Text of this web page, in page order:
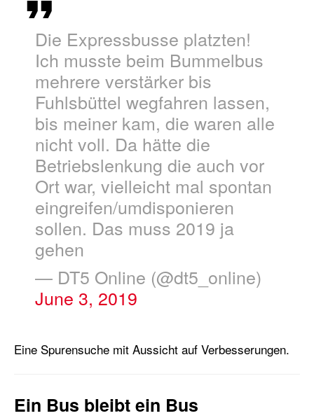
Die Expressbusse platzten!
Ich musste beim Bummelbus
mehrere verstärker bis
Fuhlsbüttel wegfahren lassen,
bis meiner kam, die waren alle
nicht voll. Da hätte die
Betriebslenkung die auch vor
Ort war, vielleicht mal spontan
eingreifen/umdisponieren
sollen. Das muss 2019 ja
gehen
— DT5 Online (@dt5_online)
June 3, 2019
Eine Spurensuche mit Aussicht auf Verbesserungen.
Ein Bus bleibt ein Bus